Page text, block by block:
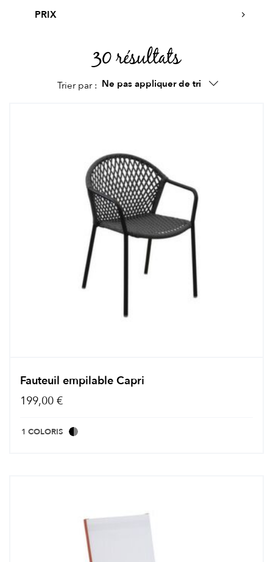
PRIX
30 résultats
Trier par : Ne pas appliquer de tri
Fauteuil empilable Capri
199,00 €
1 COLORIS